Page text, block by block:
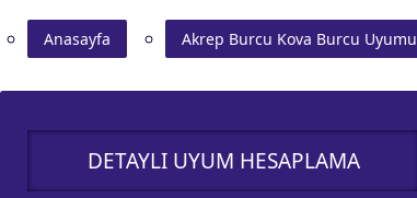
Anasayfa Akrep Burcu Kova Burcu Uyumu
DETAYLI UYUM HESAPLAMA